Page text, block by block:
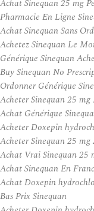
Achat Sinequan 25 mg
Pharmacie En Ligne
Achat Sinequan Sans
Achetez Sinequan Le
Générique Sinequan
Buy Sinequan No
Ordonner Générique
Acheter Sinequan 25
Achat Générique
Acheter Doxepin
Acheter Sinequan 25
Achat Vrai Sinequan 25
Achat Sinequan En
Achat Doxepin
Bas Prix Sinequan